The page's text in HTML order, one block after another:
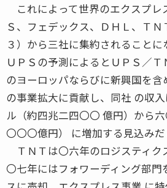
これによって世界のエクスプレ
Ｓ、フェデックス、ＤＨＬ、Ｔ
３）から三社に集約されることに
ＵＰＳの予測によるとＵＰＳ／Ｔ
のヨーロッパならびに新興国を
の事業拡大に貢献し、同社 の収
ル（約四兆二四〇〇 億円）から
〇〇〇億円） に増加する見込みだ
ＴＮＴは〇六年のロジスティク
〇七年にはフォワーディング部門